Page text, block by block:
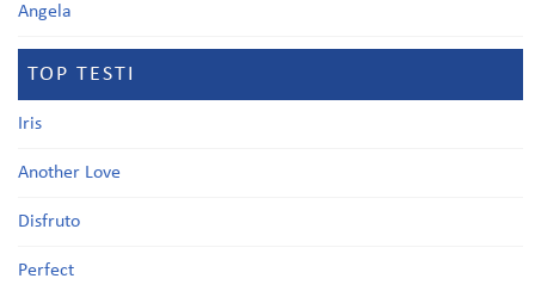
Angela
TOP TESTI
Iris
Another Love
Disfruto
Perfect